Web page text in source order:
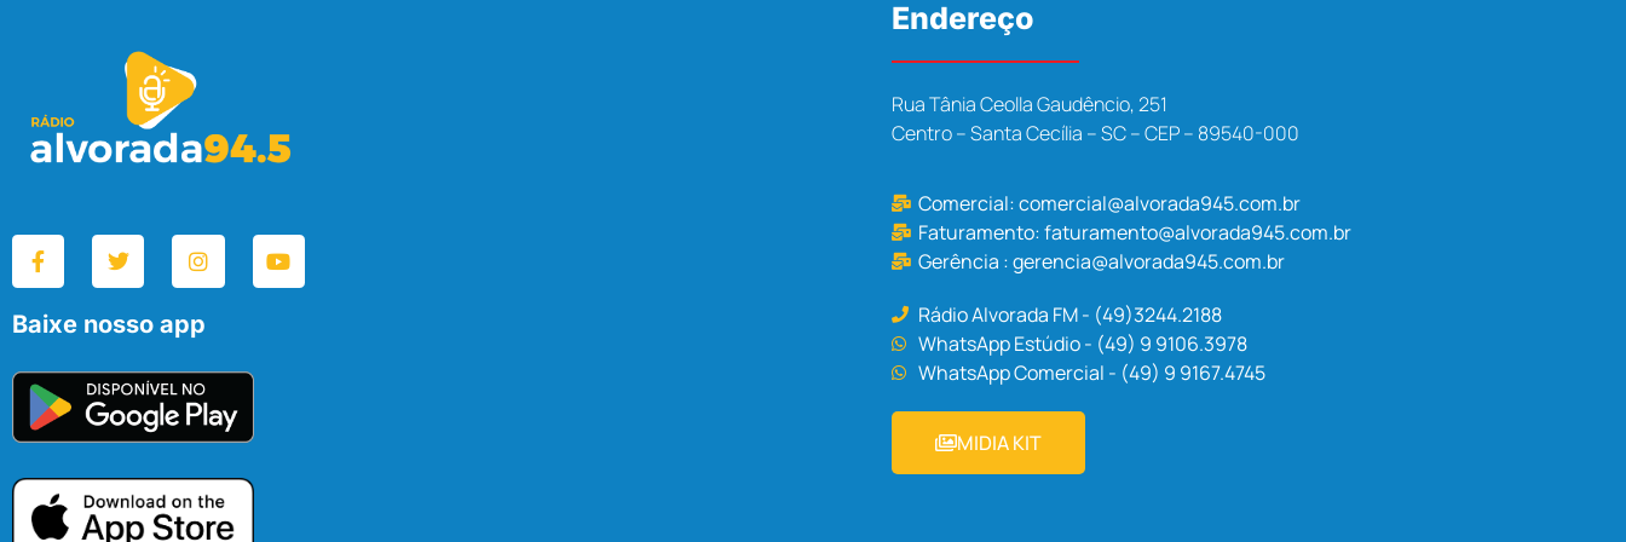
Baixe nosso app
Endereço
Rua Tânia Ceolla Gaudêncio, 251
Centro – Santa Cecília – SC – CEP – 89540-000
Comercial:comercial@alvorada945.com.br
Faturamento:faturamento@alvorada945.com.br
Gerência :gerencia@alvorada945.com.br
Rádio Alvorada FM - (49)3244.2188
WhatsApp Estúdio - (49) 9 9106.3978
WhatsApp Comercial - (49) 9 9167.4745
MIDIA KIT